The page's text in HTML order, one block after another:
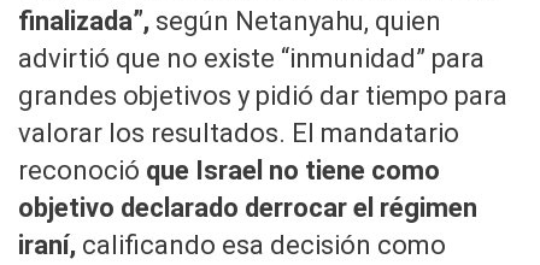
finalizada”, según Netanyahu, quien
advirtió que no existe “inmunidad” para
grandes objetivos y pidió dar tiempo para
valorar los resultados. El mandatario
reconoció que Israel no tiene como
objetivo declarado derrocar el régimen
iraní, calificando esa decisión como